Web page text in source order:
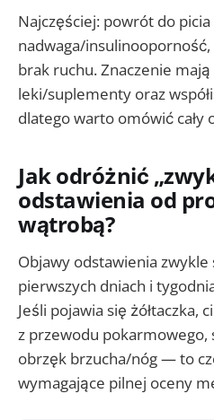
Najczęściej: powrót do
nadwaga/
brak ruchu. Znaczenie
leki/suplementy oraz
dlatego warto omówić cały
Jak odróżnić
odstawienia od
wątrobą?
Objawy odstawienia zwykle
pierwszych dniach i
Jeśli pojawia się żółtaczka,
z przewodu pokarmowego,
obrzęk brzucha/nóg — to
wymagające pilnej oceny